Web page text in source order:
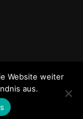
Website weiter
aus.